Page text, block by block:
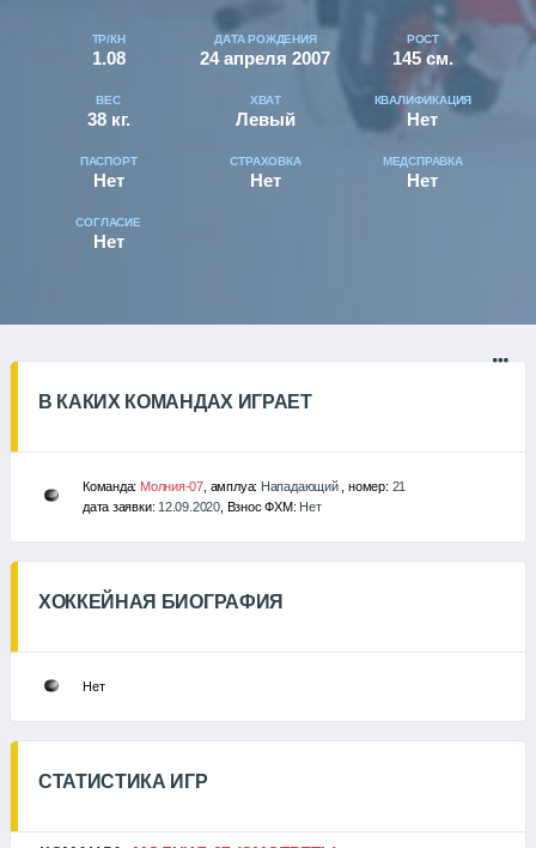
ТР/КН
1.08
ДАТА РОЖДЕНИЯ
24 апреля 2007
РОСТ
145 см.
ВЕС
38 кг.
ХВАТ
Левый
КВАЛИФИКАЦИЯ
Нет
ПАСПОРТ
Нет
СТРАХОВКА
Нет
МЕДСПРАВКА
Нет
СОГЛАСИЕ
Нет
В КАКИХ КОМАНДАХ ИГРАЕТ
Команда: Молния-07 , амплуа: Нападающий, номер: 21
дата заявки: 12.09.2020, Взнос ФХМ: Нет
ХОККЕЙНАЯ БИОГРАФИЯ
Нет
СТАТИСТИКА ИГР